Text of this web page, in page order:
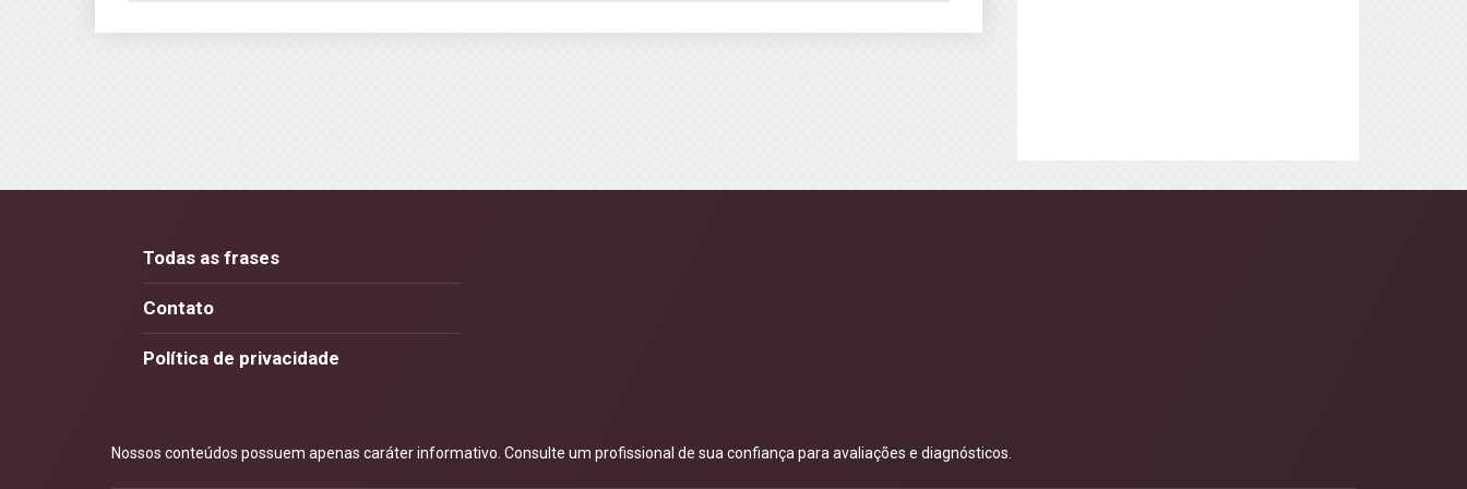
Todas as frases
Contato
Política de privacidade
Nossos conteúdos possuem apenas caráter informativo. Consulte um profissional de sua confiança para avaliações e diagnósticos.